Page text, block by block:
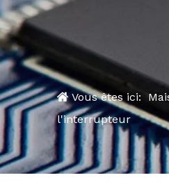
Vous êtes ici:
l'interrupteur